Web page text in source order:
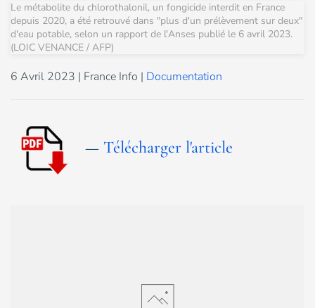
Le métabolite du chlorothalonil, un fongicide interdit en France
depuis 2020, a été retrouvé dans "plus d'un prélèvement sur deux"
d'eau potable, selon un rapport de l'Anses publié le 6 avril 2023.
(LOIC VENANCE / AFP)
6 Avril 2023 | France Info | Documentation
— Télécharger l'article